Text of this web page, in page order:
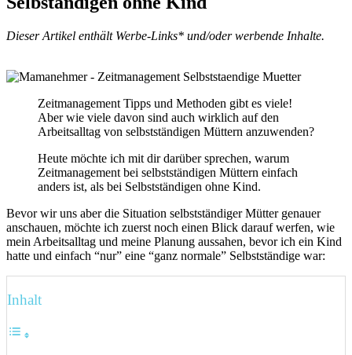
Dieser Artikel enthält Werbe-Links* und/oder werbende Inhalte.
Zeitmanagement Tipps und Methoden gibt es viele!
Aber wie viele davon sind auch wirklich auf den
Arbeitsalltag von selbstständigen Müttern anzuwenden?
Heute möchte ich mit dir darüber sprechen, warum
Zeitmanagement bei selbstständigen Müttern einfach
anders ist, als bei Selbstständigen ohne Kind.
Bevor wir uns aber die Situation selbstständiger Mütter genauer
anschauen, möchte ich zuerst noch einen Blick darauf werfen, wie
mein Arbeitsalltag und meine Planung aussahen, bevor ich ein Kind
hatte und einfach “nur” eine “ganz normale” Selbstständige war:
Inhalt